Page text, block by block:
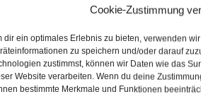
Cookie-Zustimmung
dir ein optimales Erlebnis zu bieten, verwenden
zu speichern und/oder darauf
zustimmst, können wir Daten wie das
Website verarbeiten. Wenn du deine
bestimmte Merkmale und Funktionen